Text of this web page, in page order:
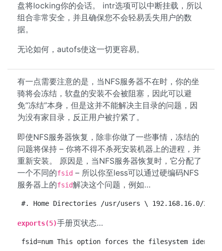
盘将locking你的会话。 intr选项可以中断挂载，所以
组合非常安全，并且确保您不会轻易丢失用户的数
据。
无论如何，autofs使这一切更容易。
有一点需要注意的是，当NFS服务器不在时，你的坐
骑将会冻结，软盘的安装不会被阻塞，因此可以避
免“冻结”本身，但是这并不能解决主目录的问题，因
为没有家目录，反正用户被拧紧了。
即使NFS服务器恢复，除非你做了一些事情，冻结的
问题将保持 – 你将不得不杀死安装机器上的进程，并
重新安装。 原因是，当NFS服务器恢复时，它分配了
一个不同的fsid – 所以你至less可以通过硬编码NFS
服务器上的fsid解决这个问题，例如…
#. Home Directories /usr/users \ 192.168.16.0/
exports(5)手册页状态…
fsid=num This option forces the filesystem